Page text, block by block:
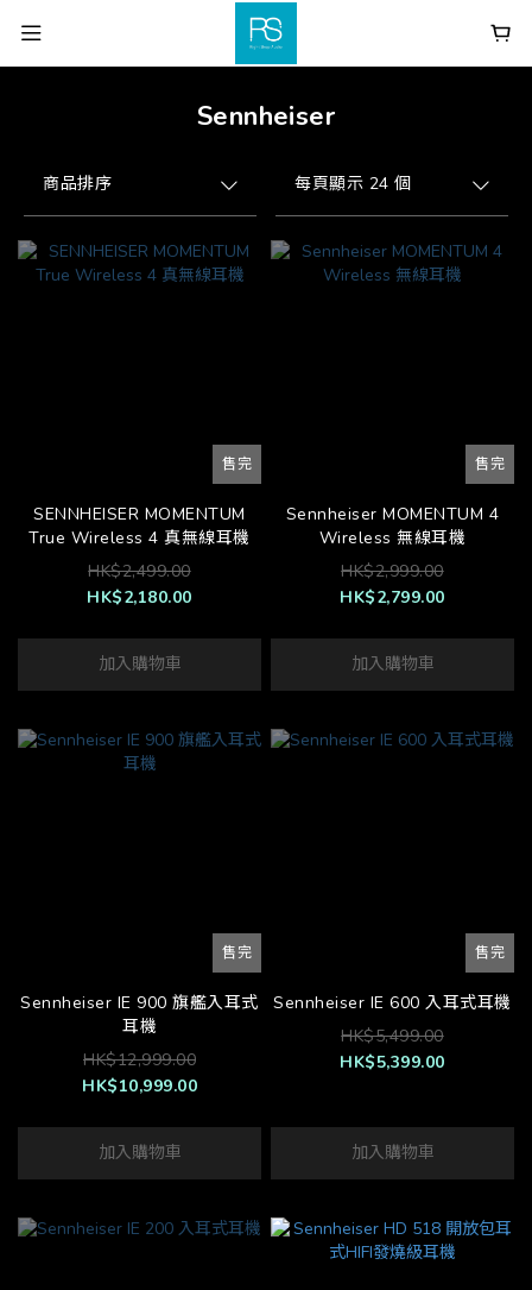
Sennheiser
商品排序 每頁顯示 24 個
售完
SENNHEISER MOMENTUM
True Wireless 4 真無線耳機
HK$2,499.00
HK$2,180.00
加入購物車
售完
Sennheiser MOMENTUM 4
Wireless 無線耳機
HK$2,999.00
HK$2,799.00
加入購物車
售完
Sennheiser IE 900 旗艦入耳式
耳機
HK$12,999.00
HK$10,999.00
加入購物車
售完
Sennheiser IE 600 入耳式耳機
HK$5,499.00
HK$5,399.00
加入購物車